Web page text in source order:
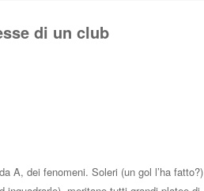
di un club
A, dei fenomeni. Soleri (un gol l’ha fatto?)